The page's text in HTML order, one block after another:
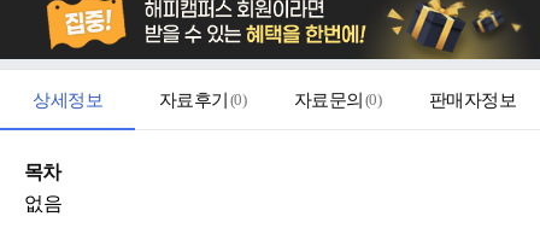
상세정보 자료후기 (0) 자료문의 (0) 판매자정보
목차
없음